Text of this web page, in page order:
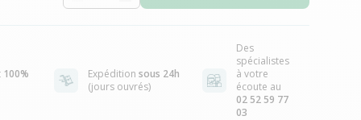
100%
Expédition sous 24h
(jours ouvrés)
Des
spécialistes
à votre
écoute au
02 52 59 77
03